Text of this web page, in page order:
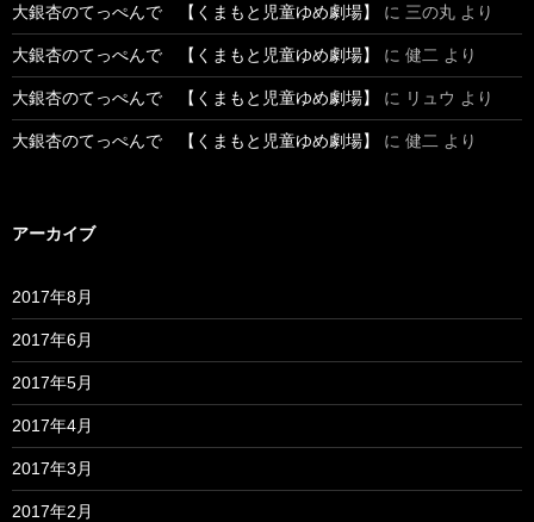
大銀杏のてっぺんで 【くまもと児童ゆめ劇場】 に 三の丸 より
大銀杏のてっぺんで 【くまもと児童ゆめ劇場】 に 健二 より
大銀杏のてっぺんで 【くまもと児童ゆめ劇場】 に リュウ より
大銀杏のてっぺんで 【くまもと児童ゆめ劇場】 に 健二 より
アーカイブ
2017年8月
2017年6月
2017年5月
2017年4月
2017年3月
2017年2月